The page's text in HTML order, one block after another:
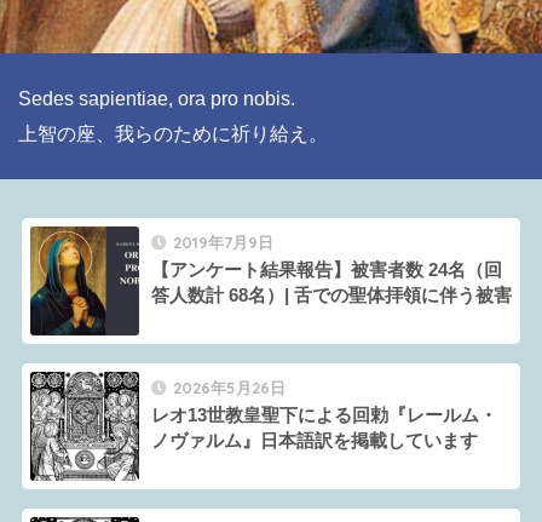
Sedes sapientiae, ora pro nobis.
上智の座、我らのために祈り給え。
2019年7月9日
【アンケート結果報告】被害者数 24名（回
答人数計 68名）| 舌での聖体拝領に伴う被害
2026年5月26日
レオ13世教皇聖下による回勅『レールム・
ノヴァルム』日本語訳を掲載しています